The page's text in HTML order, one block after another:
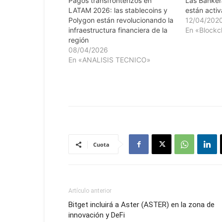
LATAM 2026: las stablecoins y
Polygon están revolucionando la
infraestructura financiera de la
región
08/04/2026
En «ANALISIS TECNICO»
están
12/04/
En
Cuota
Artículo anterior
Bitget incluirá a Aster (ASTER) en la zona de
innovación y DeFi